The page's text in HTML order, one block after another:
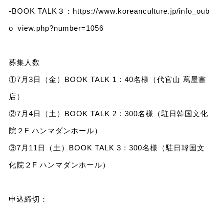
-BOOK TALK３： https://www.koreanculture.jp/info_oub
o_view.php?number=1056
募集人数
①7月3日（金）BOOK TALK 1：40名様（代官山 蔦屋書
店）
②7月4日（土）BOOK TALK 2：300名様（駐日韓国文化
院２F ハンマダンホール）
③7月11日（土）BOOK TALK 3：300名様（駐日韓国文
化院２F ハンマダンホール）
申込締切：